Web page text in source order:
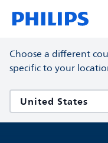
Choose a different
specific to your